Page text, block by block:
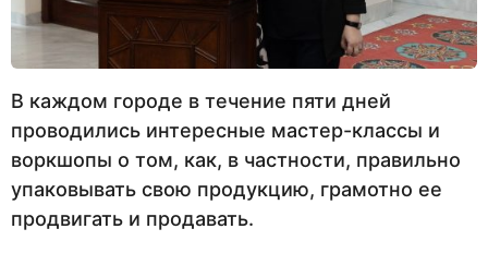
В каждом городе в течение пяти дней
проводились интересные мастер-классы и
воркшопы о том, как, в частности, правильно
упаковывать свою продукцию, грамотно ее
продвигать и продавать.